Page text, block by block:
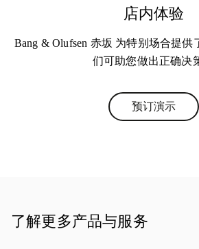
店内体验
Bang & Olufsen 赤坂 为特别场合提
们可助您做出正确决
预订演示
Link
了解更多产品与服务